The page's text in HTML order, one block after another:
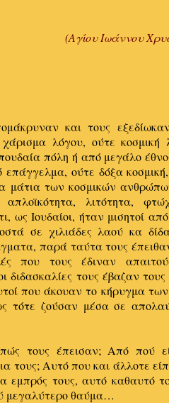
(Αγίου Ιωάννου
και τους
λόγου, ούτε κοσμική
πόλη ή από μεγάλο
επάγγελμα, ούτε δόξα
μάτια των κοσμικών
απλοϊκότητα, λιτότητα,
ως Ιουδαίοι, ήταν μισητοί
σε χιλιάδες λαού κα
παρά ταύτα τους
που τους έδιναν
διδασκαλίες τους έβαζαν
που άκουαν το κήρυγμα
τότε ζούσαν μέσα σε
τους έπεισαν; Από πού
τους; Αυτό που και άλλοτε
εμπρός τους, αυτό καθαυτό
μεγαλύτερο θαύμα…